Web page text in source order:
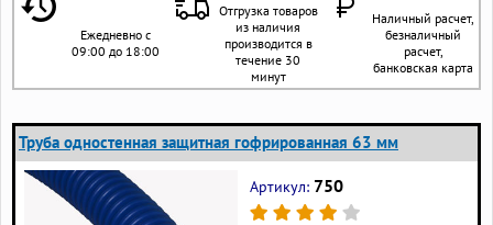
Ежедневно с
09:00 до 18:00
Отгрузка товаров
из наличия
производится в
течение 30
минут
Наличный расчет,
безналичный
расчет,
банковская карта
Труба одностенная защитная гофрированная 63 мм
Артикул: 750